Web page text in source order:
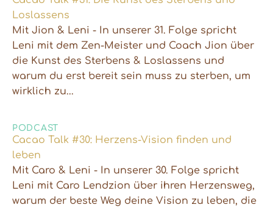
Loslassens
Mit Jion & Leni - In unserer 31. Folge spricht
Leni mit dem Zen-Meister und Coach Jion über
die Kunst des Sterbens & Loslassens und
warum du erst bereit sein muss zu sterben, um
wirklich zu...
PODCAST
Cacao Talk #30: Herzens-Vision finden und
leben
Mit Caro & Leni - In unserer 30. Folge spricht
Leni mit Caro Lendzion über ihren Herzensweg,
warum der beste Weg deine Vision zu leben, die